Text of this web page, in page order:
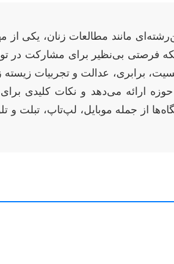
مانند مطالعات زنان، یکی
فرصتی بی‌نظیر برای مشارکت در
برابری، عدالت و تجربیات زیسته
حوزه ارائه می‌دهد و نکات کلیدی
از جمله موبایل، لپ‌تاپ، تبلت و